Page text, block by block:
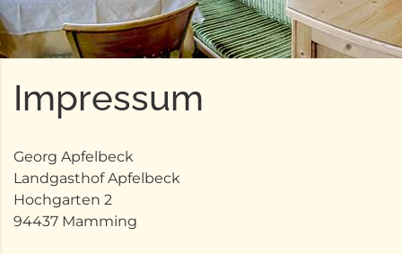
Impressum
Georg Apfelbeck
Landgasthof Apfelbeck
Hochgarten 2
94437 Mamming